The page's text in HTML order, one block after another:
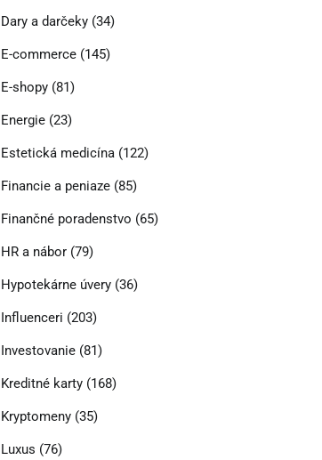
Dary a darčeky(34)
E-commerce(145)
E-shopy(81)
Energie(23)
Estetická medicína(122)
Financie a peniaze(85)
Finančné poradenstvo (65)
HR a nábor(79)
Hypotekárne úvery(36)
Influenceri (203)
Investovanie(81)
Kreditné karty(168)
Kryptomeny(35)
Luxus (76)